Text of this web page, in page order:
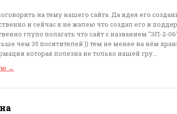
на тему нашего сайта. Да идея его
и сейчас я не жалею что создал его и
глупо полагать что сайт с названием "ЭП-2-
чем 35 поситителей )) тем не менее на нём
которая полезна не только нашей гру...
→